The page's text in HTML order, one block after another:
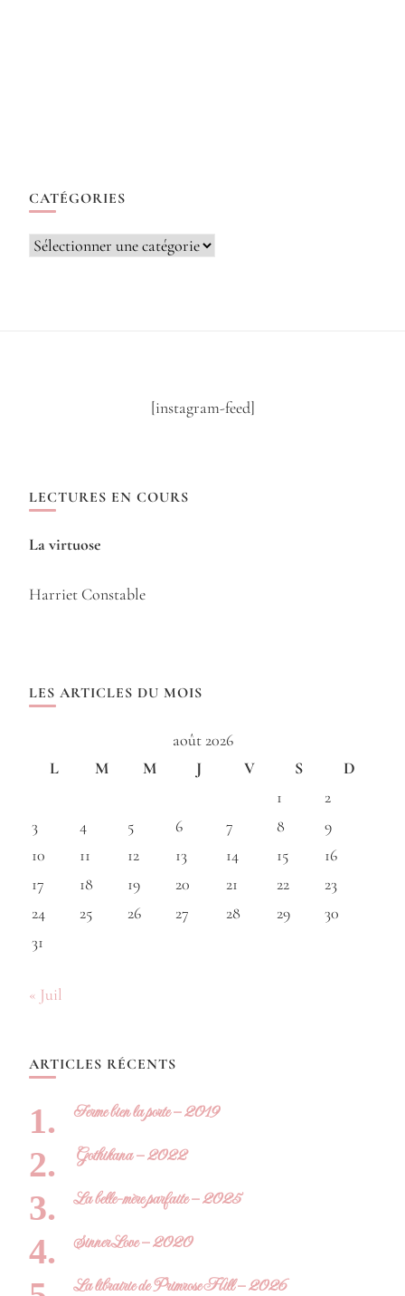
CATÉGORIES
Catégories
[instagram-feed]
LECTURES EN COURS
La virtuose
Harriet Constable
LES ARTICLES DU MOIS
août 2026
L
M M J V S
D
1
2
3
4 5 6 7 8
9
10
11 12 13 14 15
16
17
18 19 20 21 22
23
24
25 26 27 28 29
30
31
« Juil
ARTICLES RÉCENTS
Ferme bien la porte – 2019
Gothikana – 2022
La belle-mère parfaite – 2025
Sinner Love – 2020
La librairie de Primrose Hill – 2026